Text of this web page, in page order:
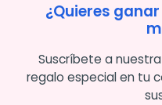
¿Quieres
Suscríbete a
regalo especial en tu